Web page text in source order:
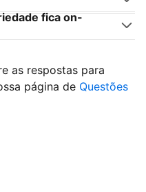
fica on-
as respostas para
página de Questões